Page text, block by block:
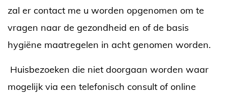
zal er contact me u worden opgenomen om te
vragen naar de gezondheid en of de basis
hygiëne maatregelen in acht genomen worden.
Huisbezoeken die niet doorgaan worden waar
mogelijk via een telefonisch consult of online